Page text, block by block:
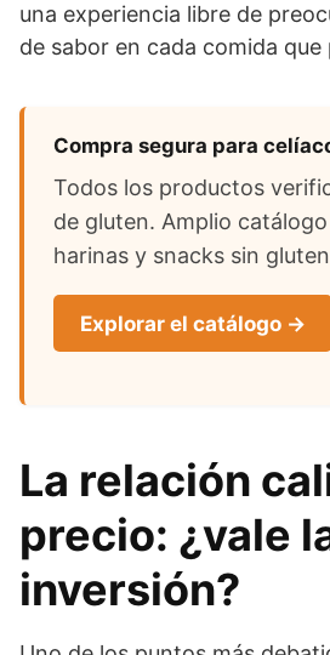
una experiencia libre de
de sabor en cada comida que
Compra segura para
Todos los productos
de gluten. Amplio
harinas y snacks sin
Explorar el catálogo →
La relación
precio: ¿vale
inversión?